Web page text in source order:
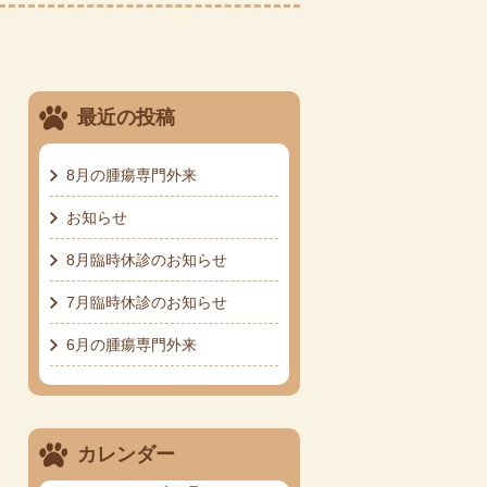
最近の投稿
8月の腫瘍専門外来
お知らせ
8月臨時休診のお知らせ
7月臨時休診のお知らせ
6月の腫瘍専門外来
カレンダー